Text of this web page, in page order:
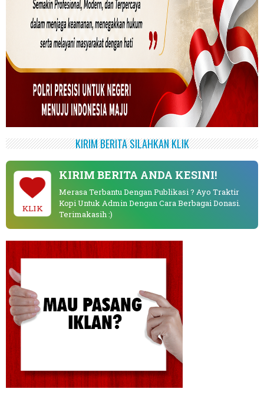
KIRIM BERITA SILAHKAN KLIK
KLIK
KIRIM BERITA ANDA KESINI!
Merasa Terbantu Dengan Publikasi ? Ayo Traktir
Kopi Untuk Admin Dengan Cara Berbagai Donasi.
Terimakasih :)